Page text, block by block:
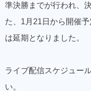
準決勝までが行われ、
た、1月21日から開催
は延期となりました。
ライブ配信スケジュー
い。